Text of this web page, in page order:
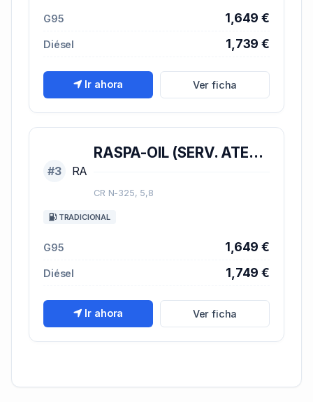
G95 1,649 €
Diésel 1,739 €
Ir ahora Ver ficha
#3 RA
RASPA-OIL (SERV. ATENDIDO)
CR N-325, 5,8
TRADICIONAL
G95 1,649 €
Diésel 1,749 €
Ir ahora Ver ficha